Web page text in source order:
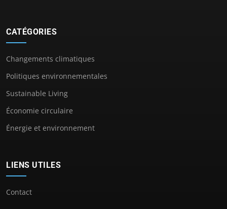
CATÉGORIES
Changements climatiques
Politiques environnementales
Sustainable Living
Économie circulaire
Énergie et environnement
LIENS UTILES
Contact